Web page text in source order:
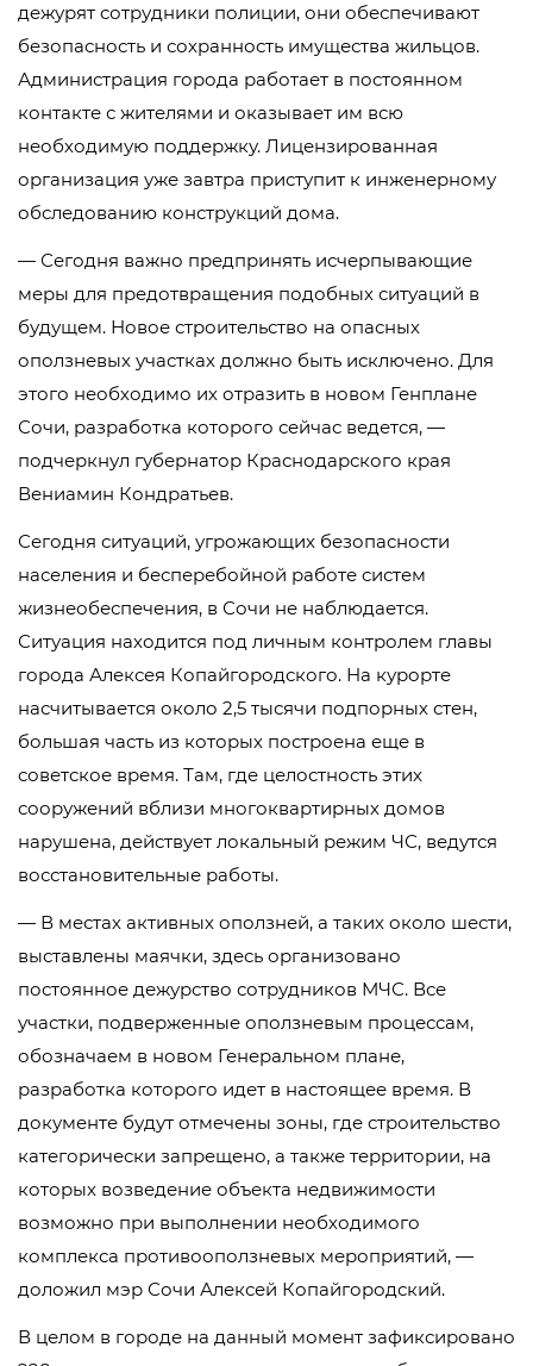
дежурят сотрудники полиции, они обеспечивают
безопасность и сохранность имущества жильцов.
Администрация города работает в постоянном
контакте с жителями и оказывает им всю
необходимую поддержку. Лицензированная
организация уже завтра приступит к инженерному
обследованию конструкций дома.
— Сегодня важно предпринять исчерпывающие
меры для предотвращения подобных ситуаций в
будущем. Новое строительство на опасных
оползневых участках должно быть исключено. Для
этого необходимо их отразить в новом Генплане
Сочи, разработка которого сейчас ведется, —
подчеркнул губернатор Краснодарского края
Вениамин Кондратьев.
Сегодня ситуаций, угрожающих безопасности
населения и бесперебойной работе систем
жизнеобеспечения, в Сочи не наблюдается.
Ситуация находится под личным контролем главы
города Алексея Копайгородского. На курорте
насчитывается около 2,5 тысячи подпорных стен,
большая часть из которых построена еще в
советское время. Там, где целостность этих
сооружений вблизи многоквартирных домов
нарушена, действует локальный режим ЧС, ведутся
восстановительные работы.
— В местах активных оползней, а таких около шести,
выставлены маячки, здесь организовано
постоянное дежурство сотрудников МЧС. Все
участки, подверженные оползневым процессам,
обозначаем в новом Генеральном плане,
разработка которого идет в настоящее время. В
документе будут отмечены зоны, где строительство
категорически запрещено, а также территории, на
которых возведение объекта недвижимости
возможно при выполнении необходимого
комплекса противооползневых мероприятий, —
доложил мэр Сочи Алексей Копайгородский.
В целом в городе на данный момент зафиксировано